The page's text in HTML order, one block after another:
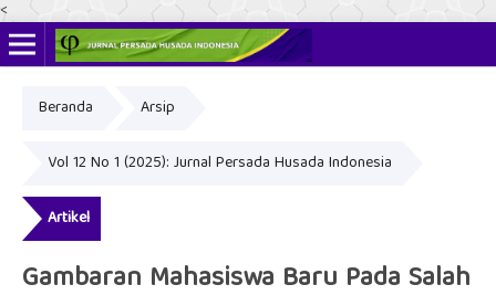
<
Beranda Arsip
Vol 12 No 1 (2025): Jurnal Persada Husada Indonesia
Artikel
Gambaran Mahasiswa Baru Pada Salah